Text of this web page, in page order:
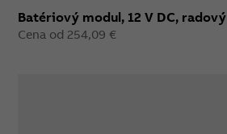
Batériový modul, 12 V DC, radový
Cena od 254,09 €